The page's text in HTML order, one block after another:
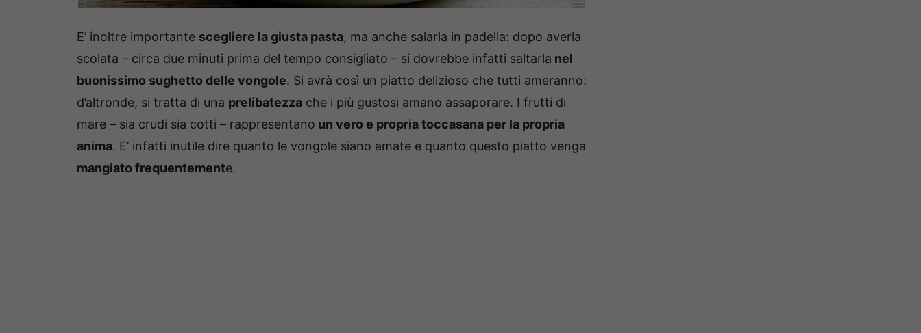
E’ inoltre importante scegliere la giusta pasta, ma anche salarla in padella: dopo averla
scolata – circa due minuti prima del tempo consigliato – si dovrebbe infatti saltarla nel
buonissimo sughetto delle vongole. Si avrà così un piatto delizioso che tutti ameranno:
d’altronde, si tratta di una prelibatezza che i più gustosi amano assaporare. I frutti di
mare – sia crudi sia cotti – rappresentano un vero e propria toccasana per la propria
anima. E’ infatti inutile dire quanto le vongole siano amate e quanto questo piatto venga
mangiato frequentemente.